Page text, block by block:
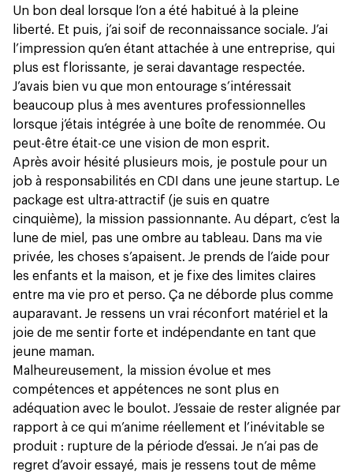
Un bon deal lorsque l’on a été habitué à la pleine
liberté. Et puis, j’ai soif de reconnaissance sociale. J’ai
l’impression qu’en étant attachée à une entreprise, qui
plus est florissante, je serai davantage respectée.
J’avais bien vu que mon entourage s’intéressait
beaucoup plus à mes aventures professionnelles
lorsque j’étais intégrée à une boîte de renommée. Ou
peut-être était-ce une vision de mon esprit.
Après avoir hésité plusieurs mois, je postule pour un
job à responsabilités en CDI dans une jeune startup. Le
package est ultra-attractif (je suis en quatre
cinquième), la mission passionnante. Au départ, c’est la
lune de miel, pas une ombre au tableau. Dans ma vie
privée, les choses s’apaisent. Je prends de l’aide pour
les enfants et la maison, et je fixe des limites claires
entre ma vie pro et perso. Ça ne déborde plus comme
auparavant. Je ressens un vrai réconfort matériel et la
joie de me sentir forte et indépendante en tant que
jeune maman.
Malheureusement, la mission évolue et mes
compétences et appétences ne sont plus en
adéquation avec le boulot. J’essaie de rester alignée par
rapport à ce qui m’anime réellement et l’inévitable se
produit : rupture de la période d’essai. Je n’ai pas de
regret d’avoir essayé, mais je ressens tout de même